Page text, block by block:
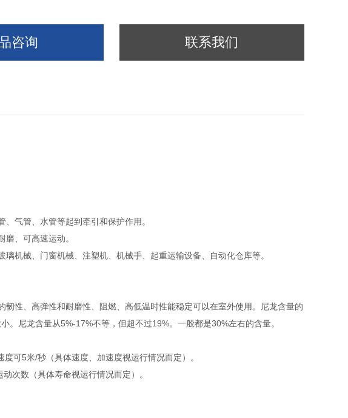
咨询 联系我们
气管、水管等起到牵引和保护作用。
、可高速运动。
机械、门窗机械、注塑机、机械手、起重运输设备、自动化仓库等。
韧性、高弹性和耐磨性、阻燃、高低温时性能稳定可以在室外使用。尼龙含量的
。尼龙含量从5%-17%不等，但超不过19%。一般都是30%左右的含量。
可5米/秒（具体速度、加速度视运行情况而定）。
次数（具体寿命视运行情况而定）。